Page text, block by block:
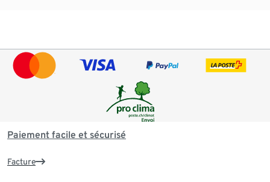
Paiement facile et sécurisé
Facture